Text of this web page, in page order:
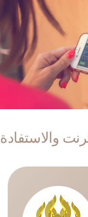
والاستفادة
عندما يتعلق الأمر
الانتباه إليها. من
...